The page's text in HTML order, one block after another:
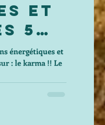
et
5
les
énergétiques et
: le karma !! Le